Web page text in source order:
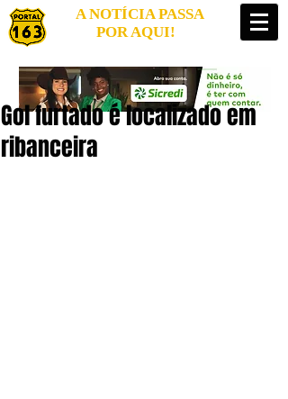
A NOTÍCIA PASSA
POR AQUI!
Gol furtado é localizado em
ribanceira